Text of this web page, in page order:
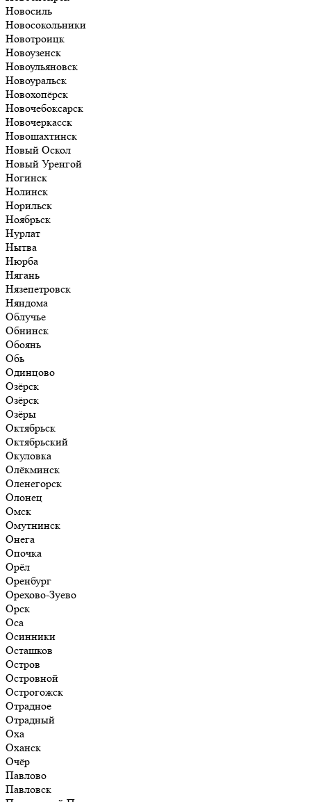
Новосиль
Новосокольники
Новотроицк
Новоузенск
Новоульяновск
Новоуральск
Новохопёрск
Новочебоксарск
Новочеркасск
Новошахтинск
Новый Оскол
Новый Уренгой
Ногинск
Нолинск
Норильск
Ноябрьск
Нурлат
Нытва
Нюрба
Нягань
Нязепетровск
Няндома
Облучье
Обнинск
Обоянь
Обь
Одинцово
Озёрск
Озёрск
Озёры
Октябрьск
Октябрьский
Окуловка
Олёкминск
Оленегорск
Олонец
Омск
Омутнинск
Онега
Опочка
Орёл
Оренбург
Орехово-Зуево
Орск
Оса
Осинники
Осташков
Остров
Островной
Острогожск
Отрадное
Отрадный
Оха
Оханск
Очёр
Павлово
Павловск